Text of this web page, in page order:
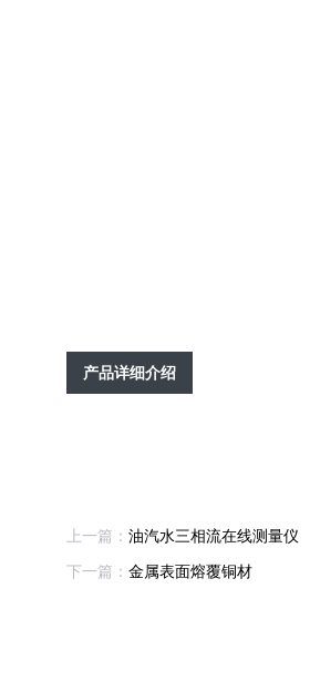
产品详细介绍
上一篇： 油汽水三相流在线测量仪
下一篇： 金属表面熔覆铜材